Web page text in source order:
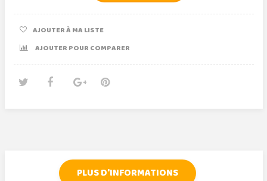
AJOUTER À MA LISTE
AJOUTER POUR COMPARER
PLUS D'INFORMATIONS